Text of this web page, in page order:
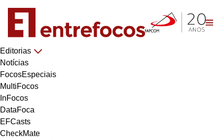
Editorias
Notícias
FocosEspeciais
MultiFocos
InFocos
DataFoca
EFCasts
CheckMate